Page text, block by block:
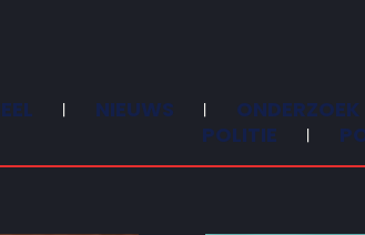
NIEUWS ONDERZOEK
POLITIE